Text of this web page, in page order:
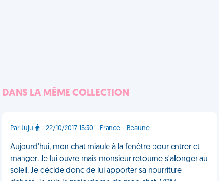
DANS LA MÊME COLLECTION
Par Juju - 22/10/2017 15:30 - France - Beaune
Aujourd'hui, mon chat miaule à la fenêtre pour entrer et
manger. Je lui ouvre mais monsieur retourne s'allonger au
soleil. Je décide donc de lui apporter sa nourriture